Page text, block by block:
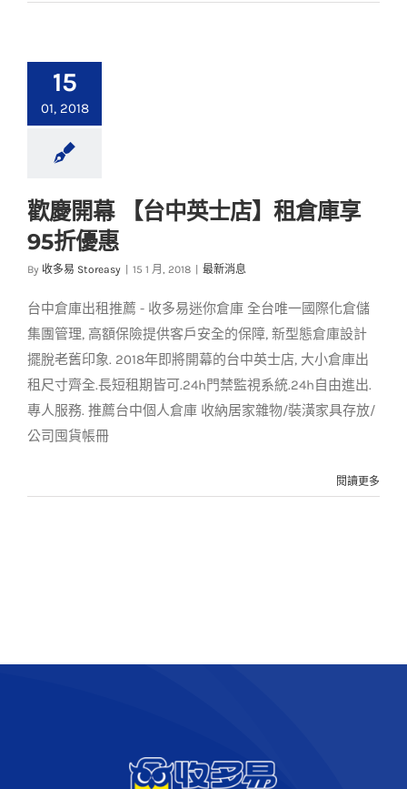
15
01, 2018
歡慶開幕 【台中英士
惠
歡慶開幕 【台中英士店】租倉庫享
95折優惠
By 收多易 Storeasy 15 1 月, 2018 最新消息
台中倉庫出租推薦 - 收多易迷你倉庫 全台唯一國際化倉儲
集團管理, 高額保險提供客戶安全的保障, 新型態倉庫設計
擺脫老舊印象. 2018年即將開幕的台中英士店, 大小倉庫出
租尺寸齊全.長短租期皆可.24h門禁監視系統.24h自由進出.
專人服務. 推薦台中個人倉庫 收納居家雜物/裝潢家具存放/
公司囤貨帳冊
閱讀更多